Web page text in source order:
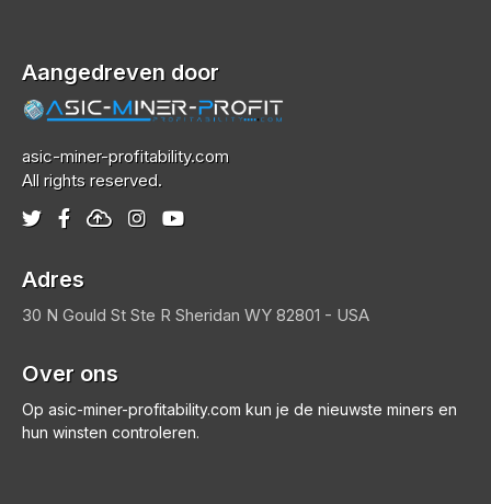
Aangedreven door
asic-miner-profitability.com
All rights reserved.
Adres
30 N Gould St Ste R Sheridan WY 82801 - USA
Over ons
Op asic-miner-profitability.com kun je de nieuwste miners en
hun winsten controleren.